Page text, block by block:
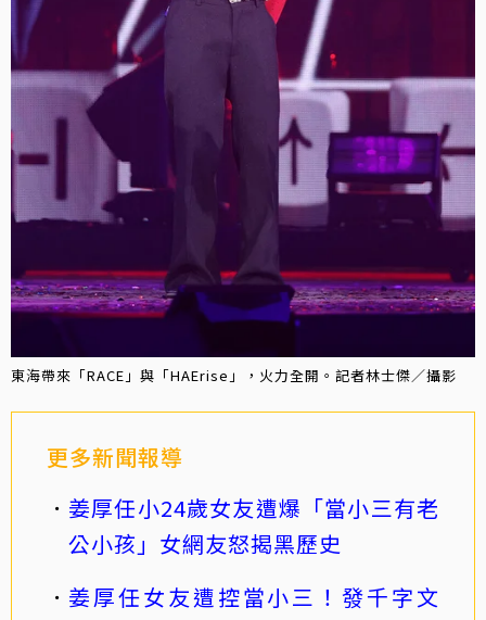
東海帶來「RACE」與「HAErise」，火力全開。記者林士傑／攝影
更多新聞報導
姜厚任小24歲女友遭爆「當小三有老
公小孩」女網友怒揭黑歷史
姜厚任女友遭控當小三！發千字文